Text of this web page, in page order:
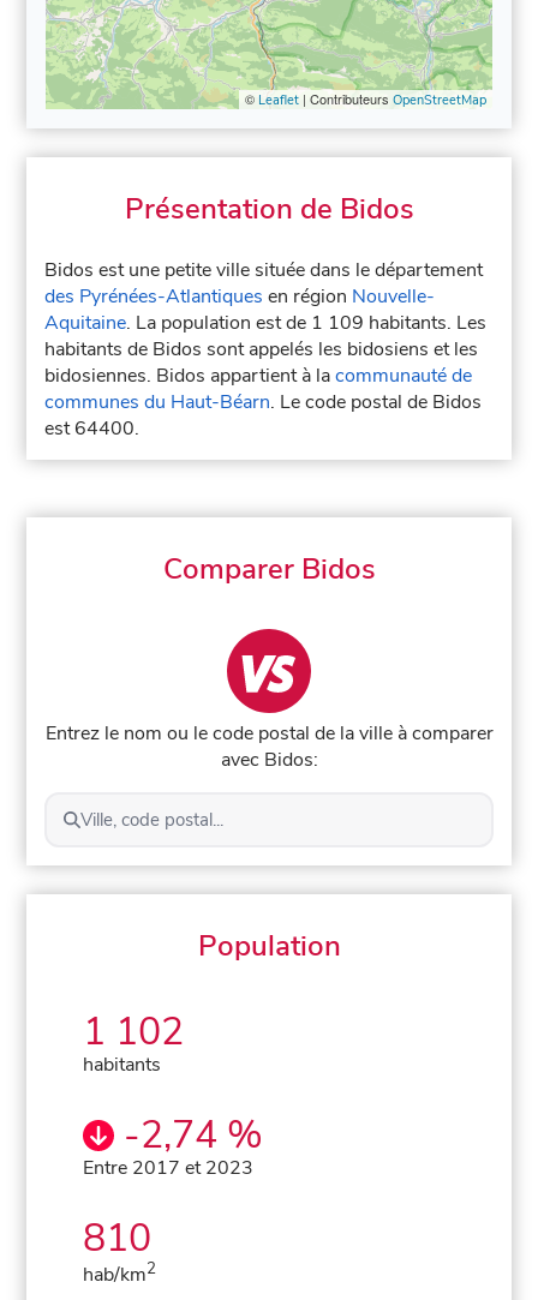
© Leaflet| Contributeurs OpenStreetMap
Présentation de Bidos
Bidos est une petite ville située dans le département
des Pyrénées-Atlantiques en région Nouvelle-
Aquitaine. La population est de 1 109 habitants. Les
habitants de Bidos sont appelés les bidosiens et les
bidosiennes. Bidos appartient à lacommunauté de
communes du Haut-Béarn. Le code postal de Bidos
est 64400.
Comparer Bidos
Entrez le nom ou le code postal de la ville à comparer
avec Bidos:
Ville, code postal...
Population
1 102
habitants
-2,74 %
Entre 2017 et 2023
810
hab/km2